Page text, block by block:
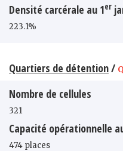
Densité carcérale au 1er
223.1%
Quartiers de détention/
Nombre de cellules
321
Capacité opérationnelle
474 places